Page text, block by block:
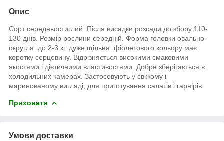
Опис
Сорт середньостиглий. Після висадки розсади до збору 110-
130 днів. Розмір рослини середній. Форма головки овально-
округла, до 2-3 кг, дуже щільна, фіолетового кольору має
коротку серцевину. Відрізняється високими смаковими
якостями і дієтичними властивостями. Добре зберігається в
холодильних камерах. Застосовують у свіжому і
маринованому вигляді, для приготування салатів і гарнірів.
Приховати
Умови доставки